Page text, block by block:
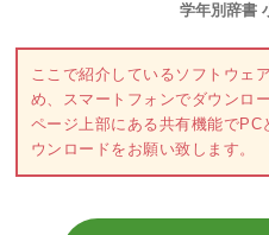
学年別辞書
ここで紹介しているソフトウェ
め、スマートフォンでダウンロ
ページ上部にある共有機能で
ウンロードをお願い致します。